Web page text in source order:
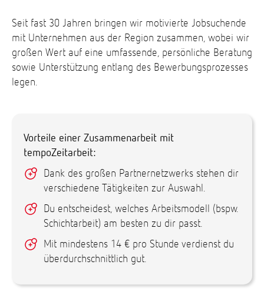
Seit fast 30 Jahren bringen wir motivierte Jobsuchende
mit Unternehmen aus der Region zusammen, wobei wir
großen Wert auf eine umfassende, persönliche Beratung
sowie Unterstützung entlang des Bewerbungsprozesses
legen.
Vorteile einer Zusammenarbeit mit
tempoZeitarbeit:
Dank des großen Partnernetzwerks stehen dir
verschiedene Tätigkeiten zur Auswahl.
Du entscheidest, welches Arbeitsmodell (bspw.
Schichtarbeit) am besten zu dir passt.
Mit mindestens 14 € pro Stunde verdienst du
überdurchschnittlich gut.